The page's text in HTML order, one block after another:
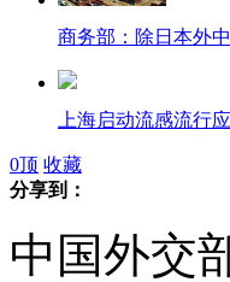
商务部：除日本外
上海启动流感流行
中国海监巡航钓鱼
0顶 收藏
分享到：
中国外交